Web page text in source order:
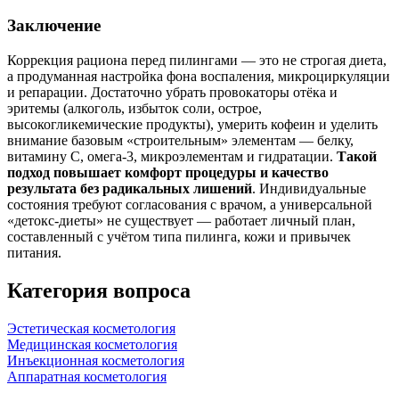
Заключение
Коррекция рациона перед пилингами — это не строгая диета,
а продуманная настройка фона воспаления, микроциркуляции
и репарации. Достаточно убрать провокаторы отёка и
эритемы (алкоголь, избыток соли, острое,
высокогликемические продукты), умерить кофеин и уделить
внимание базовым «строительным» элементам — белку,
витамину С, омега‑3, микроэлементам и гидратации. Такой
подход повышает комфорт процедуры и качество
результата без радикальных лишений. Индивидуальные
состояния требуют согласования с врачом, а универсальной
«детокс‑диеты» не существует — работает личный план,
составленный с учётом типа пилинга, кожи и привычек
питания.
Категория вопроса
Эстетическая косметология
Медицинская косметология
Инъекционная косметология
Аппаратная косметология